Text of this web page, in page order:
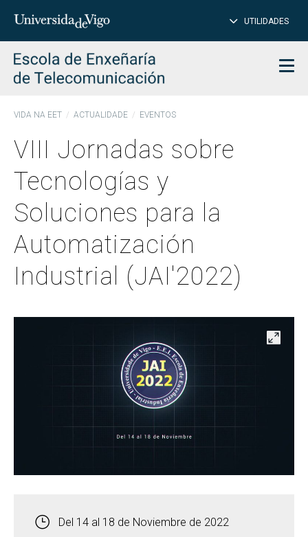
Introduce
para
buscar
UTILIDADES
VIDA NA EET ACTUALIDADE EVENTOS
VIII Jornadas sobre
Tecnologías y
Soluciones para la
Automatización
Industrial (JAI'2022)
Abrir
Del 14 al 18 de Noviembre de 2022